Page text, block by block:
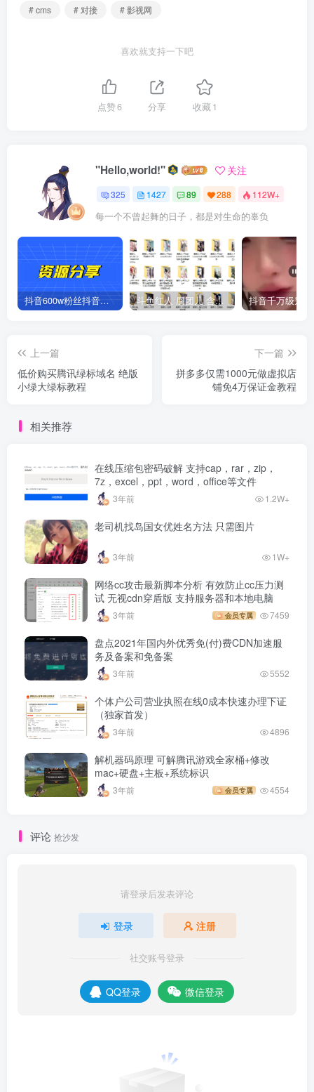
# cms # 对接 # 影视网
喜欢就支持一下吧
点赞6 分享 收藏1
"Hello,world!" 关注
325 1427 89 288 112W+
每一个不曾起舞的日子，都是对生命的辜负
抖音600w粉丝抖音网红痞幼一手资料 877P 500M 含私拍 斗鱼红人 腐团儿 含付费 大尺写真 32套
上一篇
低价购买腾讯绿标域名 绝版
小绿大绿标教程
下一篇
拼多多仅需1000元做虚拟店
铺免4万保证金教程
相关推荐
在线压缩包密码破解 支持cap，rar，zip，
7z，excel，ppt，word，office等文件
3年前 1.2W+
老司机找岛国女优姓名方法 只需图片
3年前 1W+
网络cc攻击最新脚本分析 有效防止cc压力测
试 无视cdn穿盾版 支持服务器和本地电脑
3年前 会员专属 7459
盘点2021年国内外优秀免(付)费CDN加速服
务及备案和免备案
3年前 5552
个体户公司营业执照在线0成本快速办理下证
（独家首发）
3年前 4896
解机器码原理 可解腾讯游戏全家桶+修改
mac+硬盘+主板+系统标识
3年前 会员专属 4554
评论 抢沙发
请登录后发表评论
登录 注册
社交账号登录
QQ登录 微信登录